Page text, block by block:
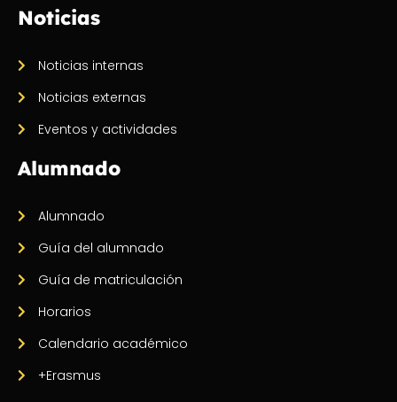
Noticias
Noticias internas
Noticias externas
Eventos y actividades
Alumnado
Alumnado
Guía del alumnado
Guía de matriculación
Horarios
Calendario académico
+Erasmus